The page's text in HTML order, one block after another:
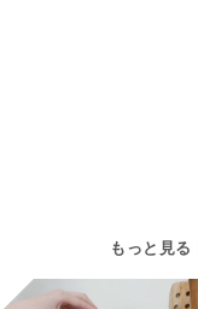
もっと見る